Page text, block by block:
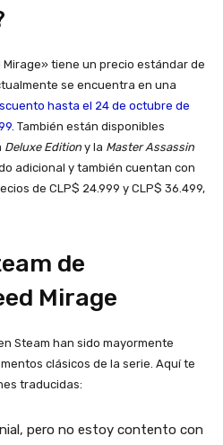
Mirage» tiene un precio estándar de
se encuentra en una
hasta el 24 de octubre de
También están disponibles
Deluxe Edition y la Master Assassin
adicional y también cuentan con
de CLP$ 24.999 y CLP$ 36.499,
de
Mirage
Steam han sido mayormente
clásicos de la serie. Aquí te
traducidas:
pero no estoy contento con